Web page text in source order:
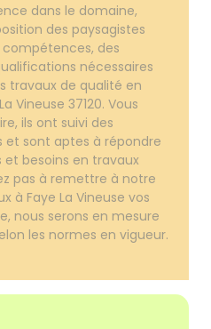
dans le domaine,
des paysagistes
compétences, des
nécessaires
travaux de qualité en
Vineuse 37120. Vous
ils ont suivi des
sont aptes à répondre
besoins en travaux
pas à remettre à notre
à Faye La Vineuse vos
nous serons en mesure
les normes en vigueur.